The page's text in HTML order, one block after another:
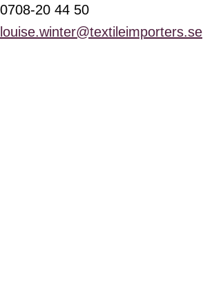
0708-20 44 50
louise.winter@textileimporters.se